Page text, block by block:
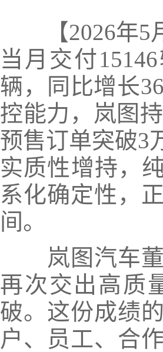
【2026年5月
当月交付
辆，同比增长
控能力，岚图
预售订单突破3
实质性增持，
系化确定性，
间。
岚图汽车董
再次交出高质
破。这份成绩
户、员工、合